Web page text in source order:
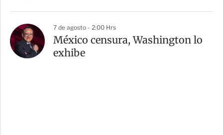
7 de agosto - 2:00 Hrs
México censura, Washington lo
exhibe